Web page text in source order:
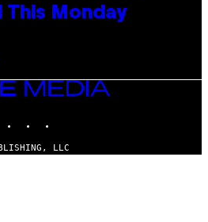
This Monday
LLC